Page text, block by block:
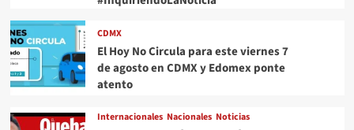
CDMX
El Hoy No Circula para este viernes 7
de agosto en CDMX y Edomex ponte
atento
Internacionales Nacionales Noticias